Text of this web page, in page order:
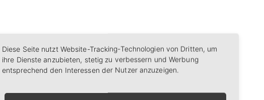
Diese Seite nutzt Website-Tracking-Technologien von Dritten, um
ihre Dienste anzubieten, stetig zu verbessern und Werbung
entsprechend den Interessen der Nutzer anzuzeigen.